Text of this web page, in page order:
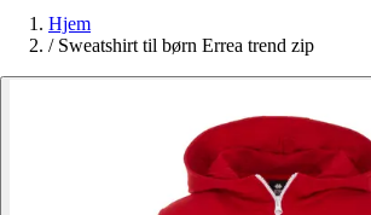
Hjem
/ Sweatshirt til børn Errea trend zip